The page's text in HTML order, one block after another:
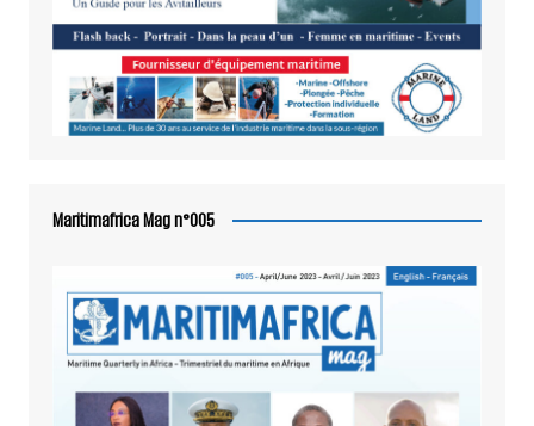
Maritimafrica Mag n°005